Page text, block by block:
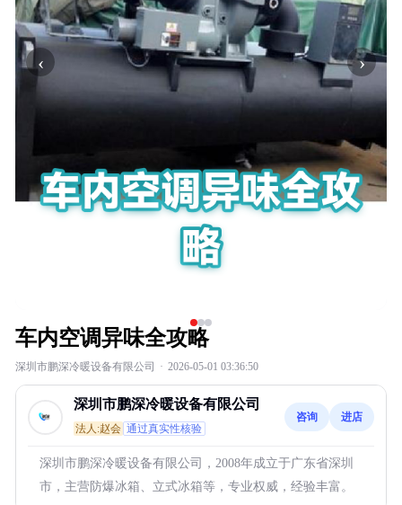
‹ ›
车内空调异味全攻略
深圳市鹏深冷暖设备有限公司 · 2026-05-01 03:36:50
深圳市鹏深冷暖设备有限公司
法人:赵会 通过真实性核验
咨询 进店
深圳市鹏深冷暖设备有限公司，2008年成立于广东省深圳
市，主营防爆冰箱、立式冰箱等，专业权威，经验丰富。